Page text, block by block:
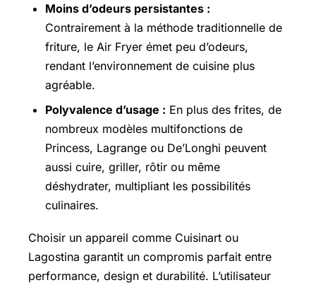
Moins d’odeurs persistantes :
Contrairement à la méthode traditionnelle de
friture, le Air Fryer émet peu d’odeurs,
rendant l’environnement de cuisine plus
agréable.
Polyvalence d’usage : En plus des frites, de
nombreux modèles multifonctions de
Princess, Lagrange ou De’Longhi peuvent
aussi cuire, griller, rôtir ou même
déshydrater, multipliant les possibilités
culinaires.
Choisir un appareil comme Cuisinart ou
Lagostina garantit un compromis parfait entre
performance, design et durabilité. L’utilisateur